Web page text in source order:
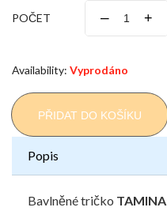
POČET – +
Availability: Vyprodáno
PŘIDAT DO KOŠÍKU
Popis
Bavlněné tričko TAMINA